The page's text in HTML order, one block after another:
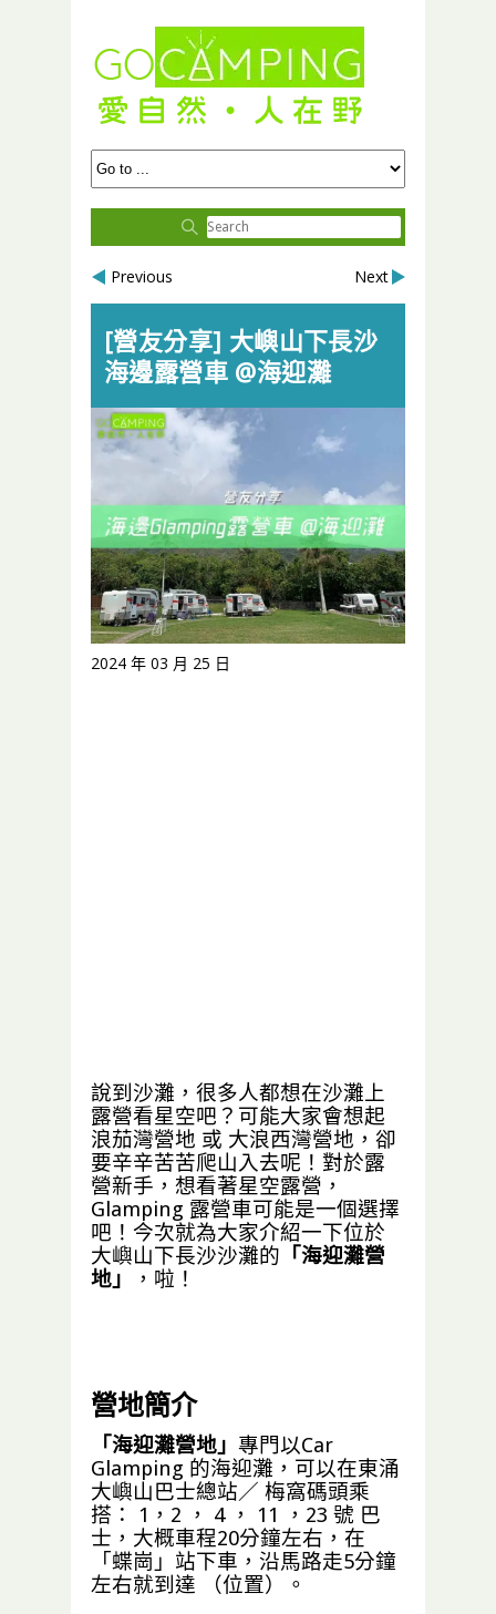
Previous Next
[營友分享] 大嶼山下長沙
海邊露營車 @海迎灘
2024 年 03 月 25 日
說到沙灘，很多人都想在沙灘上
露營看星空吧？可能大家會想起
浪茄灣營地 或 大浪西灣營地 ，卻
要辛辛苦苦爬山入去呢！對於露
營新手，想看著星空露營，
Glamping 露營車可能是一個選擇
吧！今次就為大家介紹一下位於
大嶼山下長沙沙灘的 「海迎灘營
地」
，啦！
營地簡介
「海迎灘營地」 專門以Car
Glamping 的海迎灘，可以在東涌
大嶼山巴士總站／ 梅窩碼頭乘
搭： 1，2 ， 4 ， 11 ，23 號 巴
士，大概車程20分鐘左右，在
「蝶崗」站下車，沿馬路走5分鐘
左右就到達 （位置）。